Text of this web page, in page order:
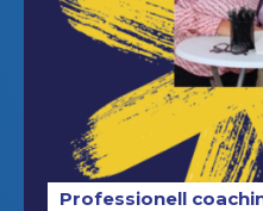
Professionell